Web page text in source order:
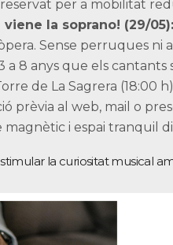
per a mobilitat
viene la soprano! (29/05):
Sense perruques
a 8 anys que els
de La Sagrera (18:00
prèvia al web, mail o
i espai tranquil
la curiositat musical